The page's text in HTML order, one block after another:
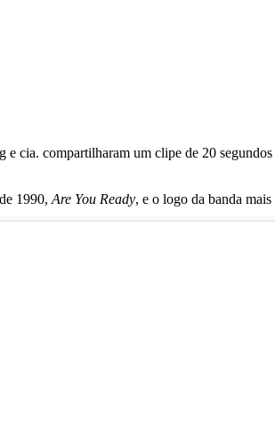
e cia. compartilharam um clipe de 20
1990, Are You Ready, e o logo da banda